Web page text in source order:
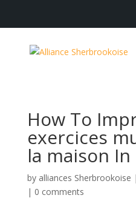
How To
exercices
la maison
by alliances Sherbrookoise |
| 0 comments